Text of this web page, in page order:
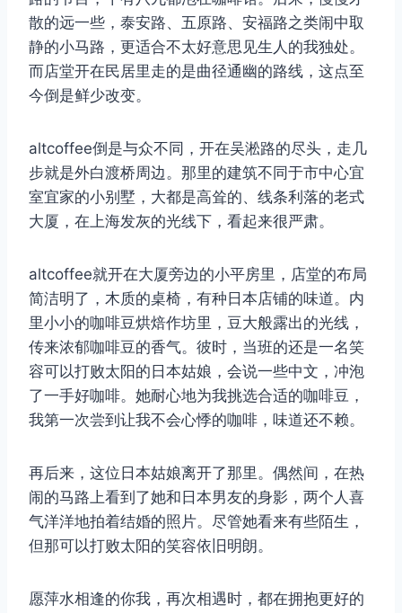
散的远一些，泰安路、五原路、安福路之类闹中取
静的小马路，更适合不太好意思见生人的我独处。
而店堂开在民居里走的是曲径通幽的路线，这点至
今倒是鲜少改变。
altcoffee倒是与众不同，开在吴淞路的尽头，走几
步就是外白渡桥周边。那里的建筑不同于市中心宜
室宜家的小别墅，大都是高耸的、线条利落的老式
大厦，在上海发灰的光线下，看起来很严肃。
altcoffee就开在大厦旁边的小平房里，店堂的布局
简洁明了，木质的桌椅，有种日本店铺的味道。内
里小小的咖啡豆烘焙作坊里，豆大般露出的光线，
传来浓郁咖啡豆的香气。彼时，当班的还是一名笑
容可以打败太阳的日本姑娘，会说一些中文，冲泡
了一手好咖啡。她耐心地为我挑选合适的咖啡豆，
我第一次尝到让我不会心悸的咖啡，味道还不赖。
再后来，这位日本姑娘离开了那里。偶然间，在热
闹的马路上看到了她和日本男友的身影，两个人喜
气洋洋地拍着结婚的照片。尽管她看来有些陌生，
但那可以打败太阳的笑容依旧明朗。
愿萍水相逢的你我，再次相遇时，都在拥抱更好的
取消 搜索